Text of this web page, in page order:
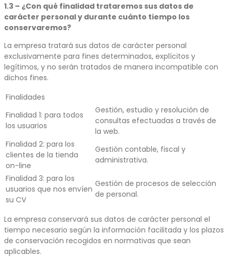
1.3 – ¿Con qué finalidad trataremos sus datos de
carácter personal y durante cuánto tiempo los
conservaremos?
La empresa tratará sus datos de carácter personal
exclusivamente para fines determinados, explícitos y
legítimos, y no serán tratados de manera incompatible con
dichos fines.
Finalidades
Finalidad 1: para todos
los usuarios
Gestión, estudio y resolución de
consultas efectuadas a través de
la web.
Finalidad 2: para los
clientes de la tienda
on-line
Gestión contable, fiscal y
administrativa.
Finalidad 3: para los
usuarios que nos envíen
su CV
Gestión de procesos de selección
de personal.
La empresa conservará sus datos de carácter personal el
tiempo necesario según la información facilitada y los plazos
de conservación recogidos en normativas que sean
aplicables.